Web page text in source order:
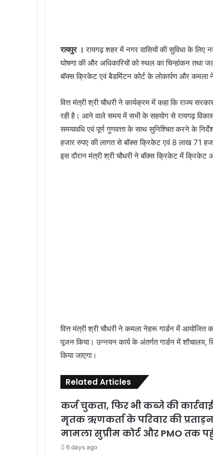
रायपुर ।रायगढ़ शहर में नगर वासियों की सुविधा के लिए
घोषणा की और अधिकारियों को स्थल का चिन्हांकन
बॉक्स क्रिकेट एवं बैडमिंटन कोर्ट के लोकार्पण और कमला
वित्त मंत्री श्री चौधरी ने कार्यक्रम में कहा कि राज्य
रही है। आने वाले समय में सभी के सहयोग से रायगढ़ विकास के
समयावधि एवं पूर्ण गुणवत्ता के साथ सुनिश्चित करने के
हजार रुपए की लागत से बॉक्स क्रिकेट एवं 8 लाख 71
इस दौरान मंत्री श्री चौधरी ने बॉक्स क्रिकेट में क्रिकेट
वित्त मंत्री श्री चौधरी ने कमला नेहरू गार्डन में
पूजन किया। उन्नयन कार्य के अंतर्गत गार्डन में शौचालय,
किया जाएगा।
Related Articles
कर्ज चुकता, फिर भी कब्जे की
मृतक ऋणकर्ता के परिवार की
मामला सुप्रीम कोर्ट और PMO तक
6 days ago